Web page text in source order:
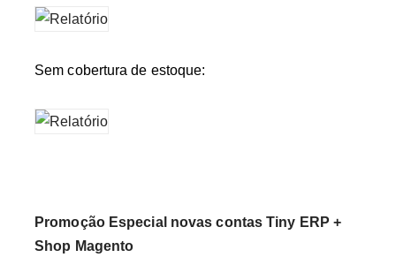
Sem cobertura de estoque:
Promoção Especial novas contas Tiny ERP +
Shop Magento